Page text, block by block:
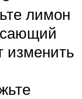
лимон
изменить